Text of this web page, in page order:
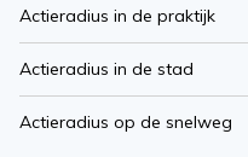
Actieradius in de praktijk
Actieradius in de stad
Actieradius op de snelweg